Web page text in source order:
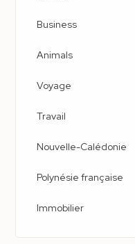
Business
Animals
Voyage
Travail
Nouvelle-Calédonie
Polynésie française
Immobilier